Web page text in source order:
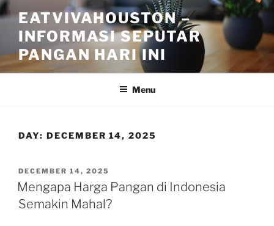
Skip
to
content
EATVIVAHOUSTON –
INFORMASI SEPUTAR
PANGAN HARI INI
Menu
DAY: DECEMBER 14, 2025
POSTED
ON
DECEMBER 14, 2025
Mengapa Harga Pangan di Indonesia
Semakin Mahal?